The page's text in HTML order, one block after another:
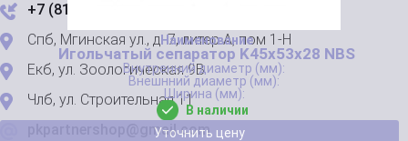
Игольчатый сепаратор K45x53x28 NBS
В наличии
Уточнить цену
+7 (812) 223-49-23
Спб, Мгинская ул., д. 7, литер А, пом 1-Н
Екб, ул. Зоологическая 9В
Члб, ул. Строительная 11
pkpartnershop@gmail.com